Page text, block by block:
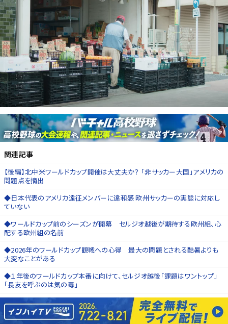
関連記事
【後編】北中米ワールドカップ開催は大丈夫か？ 「非サッカー大国」アメリカの
問題点を摘出
◆日本代表のアメリカ遠征メンバーに違和感 欧州サッカーの実態に対応し
ていない
◆ワールドカップ前のシーズンが開幕 セルジオ越後が期待する欧州組、心
配する欧州組の名前
◆2026年のワールドカップ観戦への心得 最大の問題とされる酷暑よりも
大変なことがある
◆１年後のワールドカップ本番に向けて、セルジオ越後「課題はワントップ」
「長友を呼ぶのは気の毒」